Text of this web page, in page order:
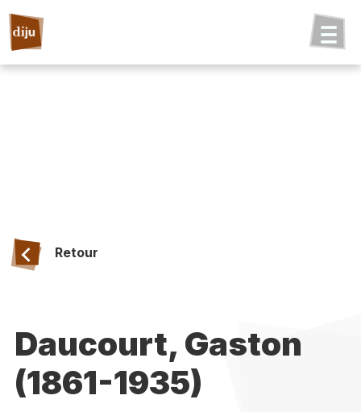
Retour
Daucourt, Gaston
(1861-1935)